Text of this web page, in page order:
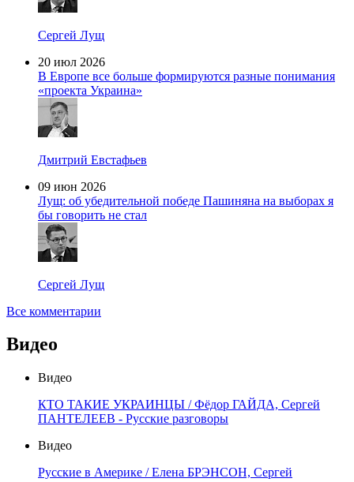
Сергей Лущ
20 июл 2026
В Европе все больше формируются разные понимания
«проекта Украина»
Дмитрий Евстафьев
09 июн 2026
Лущ: об убедительной победе Пашиняна на выборах я
бы говорить не стал
Сергей Лущ
Все комментарии
Видео
Видео
КТО ТАКИЕ УКРАИНЦЫ / Фёдор ГАЙДА, Сергей
ПАНТЕЛЕЕВ - Русские разговоры
Видео
Русские в Америке / Елена БРЭНСОН, Сергей